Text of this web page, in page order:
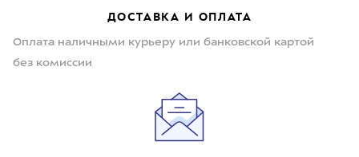
ДОСТАВКА И ОПЛАТА
Оплата наличными курьеру или банковской картой
без комиссии